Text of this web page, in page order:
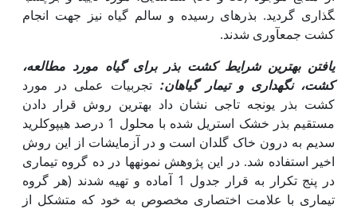
گذاری گردید. بذرهای رسیده و سالم گیاه نیز جهت انجام
کشت جمع­آوری شدند.
یافتن بهترین شرایط کشت بذر برای گیاه مورد مطالعه،
کشت، نگهداری و تیمار گیاهان: تجربیات عملی در مورد
کشت بذر یونجه تاجی نشان داد بهترین روش قرار دادن
مستقیم بذر خشک استریل شده با محلول 1 درصد هیپوکلرید
سدیم به درون خاک گلدان است و در آزمایشات از این روش
اخیر استفاده شد. در این پژوهش نمونه­ها در ده گروه تیماری
در پنج تکرار به قرار جدول 1 آماده و تهیه شدند (هر گروه
تیماری با علامت اختصاری مخصوص به خود که متشکل از